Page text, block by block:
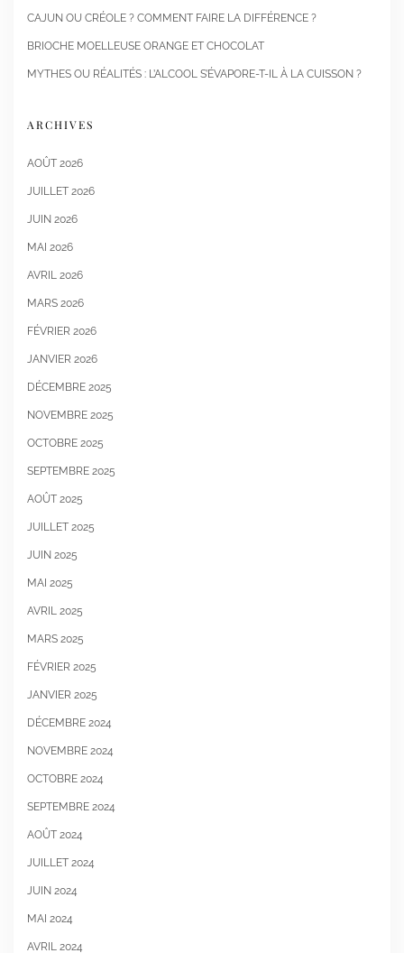
CAJUN OU CRÉOLE ? COMMENT FAIRE LA DIFFÉRENCE ?
BRIOCHE MOELLEUSE ORANGE ET CHOCOLAT
MYTHES OU RÉALITÉS : L’ALCOOL S’ÉVAPORE-T-IL À LA CUISSON ?
ARCHIVES
AOÛT 2026
JUILLET 2026
JUIN 2026
MAI 2026
AVRIL 2026
MARS 2026
FÉVRIER 2026
JANVIER 2026
DÉCEMBRE 2025
NOVEMBRE 2025
OCTOBRE 2025
SEPTEMBRE 2025
AOÛT 2025
JUILLET 2025
JUIN 2025
MAI 2025
AVRIL 2025
MARS 2025
FÉVRIER 2025
JANVIER 2025
DÉCEMBRE 2024
NOVEMBRE 2024
OCTOBRE 2024
SEPTEMBRE 2024
AOÛT 2024
JUILLET 2024
JUIN 2024
MAI 2024
AVRIL 2024